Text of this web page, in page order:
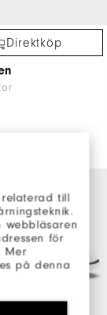
till
webbläsaren
för
Mer
på denna
Direktköp